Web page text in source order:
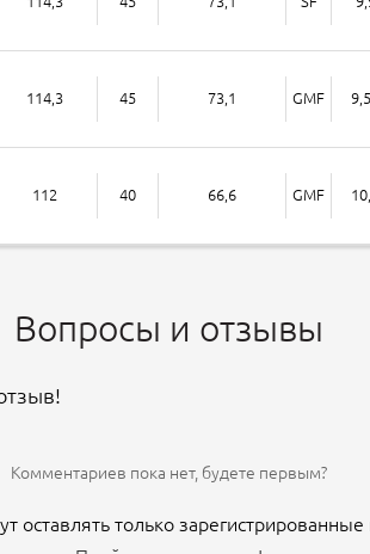
114,3 45 73,1 GMF
112 40 66,6 GMF
Вопросы и отзывы
Комментариев пока нет, будете первым?
оставлять только зарегистрированные